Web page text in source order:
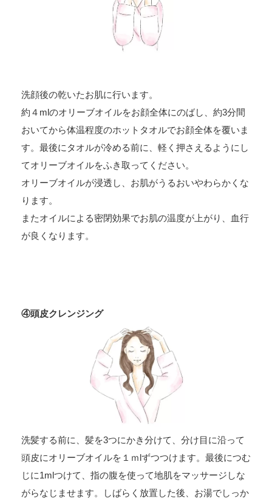
洗顔後の乾いたお肌に行います。
約４mlのオリーブオイルをお顔全体にのばし、約3分間
おいてから体温程度のホットタオルでお顔全体を覆いま
す。最後にタオルが冷める前に、軽く押さえるようにし
てオリーブオイルをふき取ってください。
オリーブオイルが浸透し、お肌がうるおいやわらかくな
ります。
またオイルによる密閉効果でお肌の温度が上がり、血行
が良くなります。
④頭皮クレンジング
洗髪する前に、髪を3つにかき分けて、分け目に沿って
頭皮にオリーブオイルを１ｍlずつつけます。最後につむ
じに1mlつけて、指の腹を使って地肌をマッサージしな
がらなじませます。しばらく放置した後、お湯でしっか